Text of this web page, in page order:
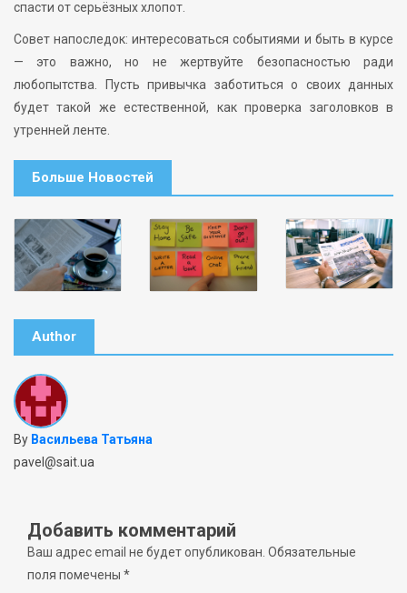
спасти от серьёзных хлопот.
Совет напоследок: интересоваться событиями и быть в курсе
— это важно, но не жертвуйте безопасностью ради
любопытства. Пусть привычка заботиться о своих данных
будет такой же естественной, как проверка заголовков в
утренней ленте.
Больше Новостей
Author
By Васильева Татьяна
pavel@sait.ua
Добавить комментарий
Ваш адрес email не будет опубликован. Обязательные
поля помечены *